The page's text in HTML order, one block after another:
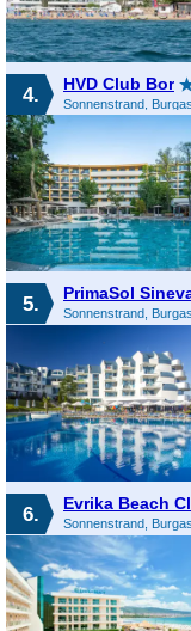
4. HVD Club Bor
5. PrimaSol
6. Evrika Beach